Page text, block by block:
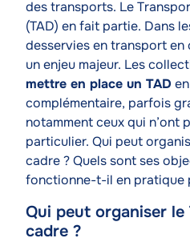
des transports. Le
(TAD) en fait partie. Dans
desservies en transport en
un enjeu majeur. Les
mettre en place un TAD
complémentaire, parfois
notamment ceux qui n’ont
particulier. Qui peut
cadre ? Quels sont ses
fonctionne-t-il en pratique
Qui peut organiser le
cadre ?